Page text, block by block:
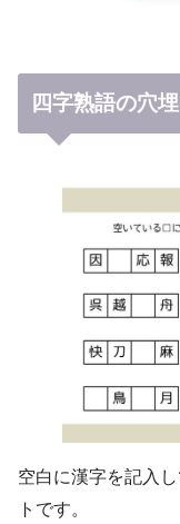
四字熟語の穴
空白に漢字を記入
トです。